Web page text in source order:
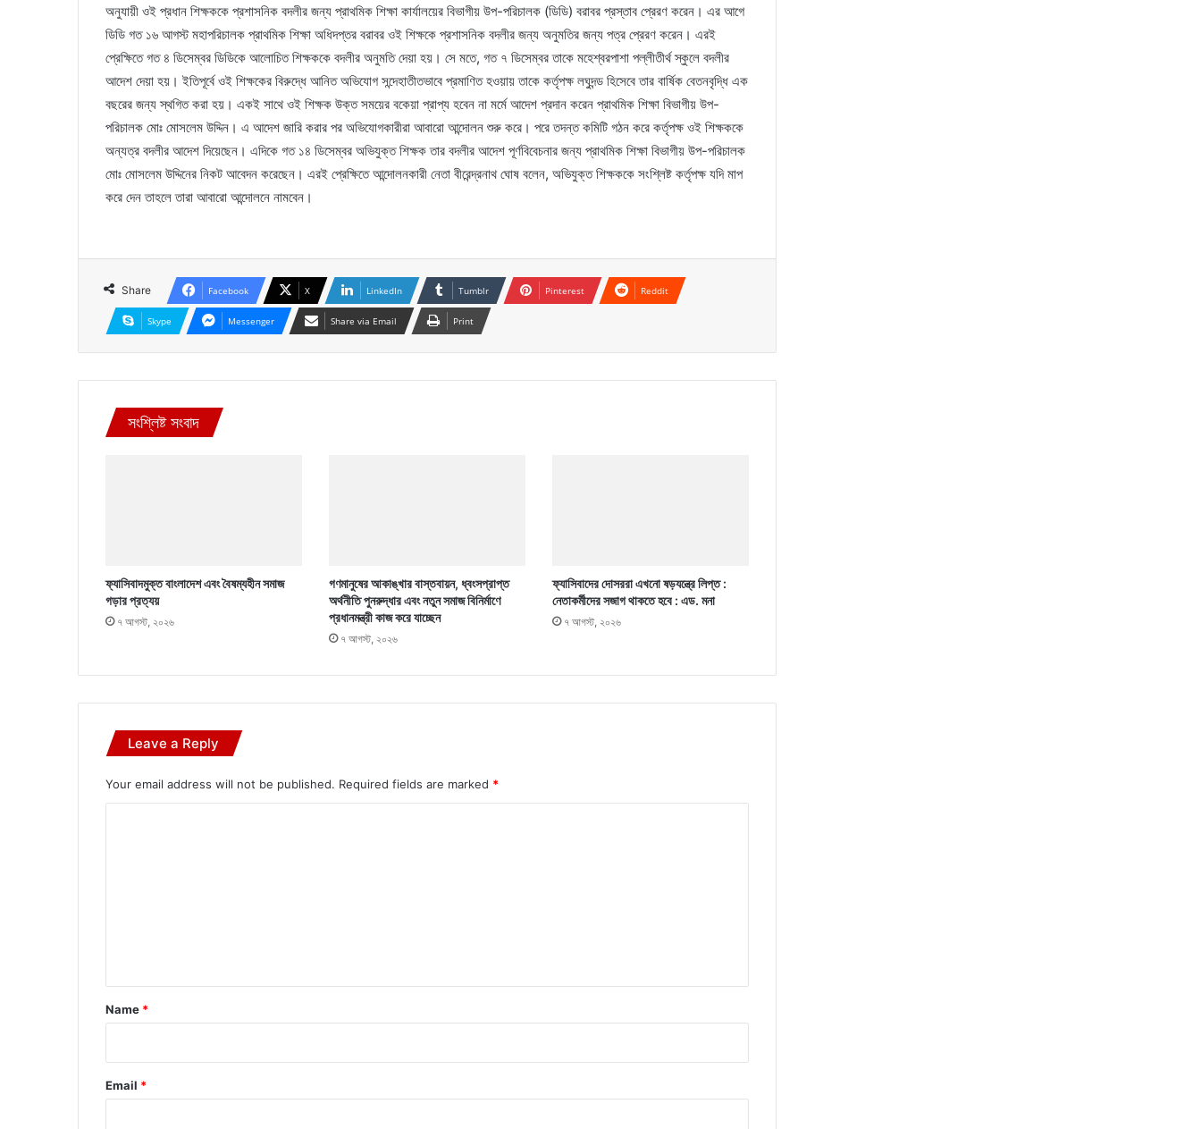
অনুযায়ী ওই প্রধান শিক্ষককে প্রশাসনিক বদলীর জন্য প্রাথমিক শিক্ষা কার্যালয়ের বিভাগীয় উপ-পরিচালক (ডিডি) বরাবর প্রস্তাব প্রেরণ করেন। এর আগে
ডিডি গত ১৬ আগস্ট মহাপরিচালক প্রাথমিক শিক্ষা অধিদপ্তর বরাবর ওই শিক্ষকে প্রশাসনিক বদলীর জন্য অনুমতির জন্য পত্র প্রেরণ করেন। এরই
প্রেক্ষিতে গত ৪ ডিসেম্বর ডিডিকে আলোচিত শিক্ষককে বদলীর অনুমতি দেয়া হয়। সে মতে, গত ৭ ডিসেম্বর তাকে মহেশ্বরপাশা পল্লীতীর্থ স্কুলে বদলীর
আদেশ দেয়া হয়। ইতিপূর্বে ওই শিক্ষকের বিরুদ্ধে আনিত অভিযোগ সন্দেহাতীতভাবে প্রমাণিত হওয়ায় তাকে কর্তৃপক্ষ লঘুদন্ড হিসেবে তার বার্ষিক বেতনবৃদ্ধি এক
বছরের জন্য স্থগিত করা হয়। একই সাথে ওই শিক্ষক উক্ত সময়ের বকেয়া প্রাপ্য হবেন না মর্মে আদেশ প্রদান করেন প্রাথমিক শিক্ষা বিভাগীয় উপ-
পরিচালক মোঃ মোসলেম উদ্দিন। এ আদেশ জারি করার পর অভিযোগকারীরা আবারো আন্দোলন শুরু করে। পরে তদন্ত কমিটি গঠন করে কর্তৃপক্ষ ওই শিক্ষককে
অন্যত্র বদলীর আদেশ দিয়েছেন। এদিকে গত ১৪ ডিসেম্বর অভিযুক্ত শিক্ষক তার বদলীর আদেশ পূর্ণবিবেচনার জন্য প্রাথমিক শিক্ষা বিভাগীয় উপ-পরিচালক
মোঃ মোসলেম উদ্দিনের নিকট আবেদন করেছেন। এরই প্রেক্ষিতে আন্দোলনকারী নেতা বীরেন্দ্রনাথ ঘোষ বলেন, অভিযুক্ত শিক্ষককে সংশ্লিষ্ট কর্তৃপক্ষ যদি মাপ
করে দেন তাহলে তারা আবারো আন্দোলনে নামবেন।
Share Facebook X LinkedIn Tumblr Pinterest Reddit
Skype Messenger Share via Email Print
সংশ্লিষ্ট সংবাদ
ফ্যাসিবাদমুক্ত বাংলাদেশ এবং বৈষম্যহীন সমাজ
গড়ার প্রত্যয়
৭ আগস্ট, ২০২৬
গণমানুষের আকাঙ্খার বাস্তবায়ন, ধ্বংসপ্রাপ্ত
অর্থনীতি পুনরুদ্ধার এবং নতুন সমাজ বিনির্মাণে
প্রধানমন্ত্রী কাজ করে যাচ্ছেন
৭ আগস্ট, ২০২৬
ফ্যাসিবাদের দোসররা এখনো ষড়যন্ত্রে লিপ্ত :
নেতাকর্মীদের সজাগ থাকতে হবে : এড. মনা
৭ আগস্ট, ২০২৬
Leave a Reply
Your email address will not be published. Required fields are marked *
*
Name *
Email *